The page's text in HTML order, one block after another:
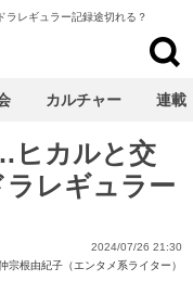
ラレギュラー記録途切れる？
ヒカルと交
ラレギュラー
2024/07/26 21:30
宗根由紀子（エンタメ系ライター）
カルチャー 連載